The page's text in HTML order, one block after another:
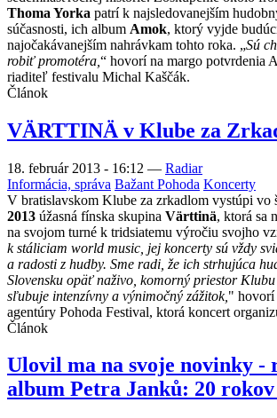
Thoma Yorka patrí k najsledovanejším
súčasnosti, ich album Amok, ktorý vyjde
najočakávanejším nahrávkam tohto roka. „Sú
robiť promotéra, “ hovorí na margo potvrdenia
riaditeľ festivalu Michal Kaščák.
Článok
VÄRTTINÄ v Klube za
18. február 2013 - 16:12 — Radiar
Informácia, správa Bažant Pohoda Koncerty
V bratislavskom Klube za zrkadlom vystúpi vo
2013 úžasná fínska skupina Värttinä, ktorá sa
na svojom turné k tridsiatemu výročiu svojho
k stáliciam world music, jej koncerty sú vždy
a radosti z hudby. Sme radi, že ich strhujúca
Slovensku opäť naživo, komorný priestor
sľubuje intenzívny a výnimočný zážitok, " hovorí
agentúry Pohoda Festival, ktorá koncert
Článok
Ulovil ma na svoje novinky -
album Petra Janků: 20